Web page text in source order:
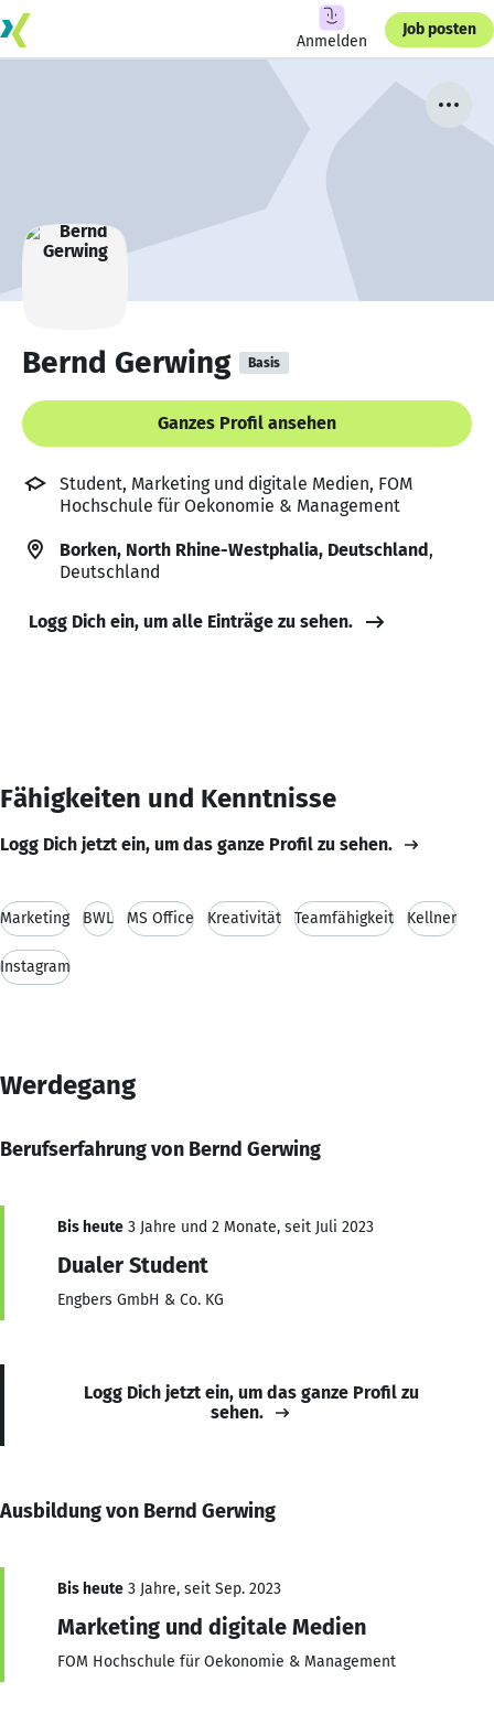
Anmelden
Job posten
Bernd Gerwing Basis
Ganzes Profil ansehen
Student, Marketing und digitale Medien, FOM
Hochschule für Oekonomie & Management
Borken, North Rhine-Westphalia, Deutschland,
Deutschland
Logg Dich ein, um alle Einträge zu sehen.
Fähigkeiten und Kenntnisse
Logg Dich jetzt ein, um das ganze Profil zu sehen.
Marketing BWL MS Office Kreativität Teamfähigkeit Kellner
Instagram
Werdegang
Berufserfahrung von Bernd Gerwing
Bis heute 3 Jahre und 2 Monate, seit Juli 2023
Dualer Student
Engbers GmbH & Co. KG
Logg Dich jetzt ein, um das ganze Profil zu
sehen.
Ausbildung von Bernd Gerwing
Bis heute 3 Jahre, seit Sep. 2023
Marketing und digitale Medien
FOM Hochschule für Oekonomie & Management